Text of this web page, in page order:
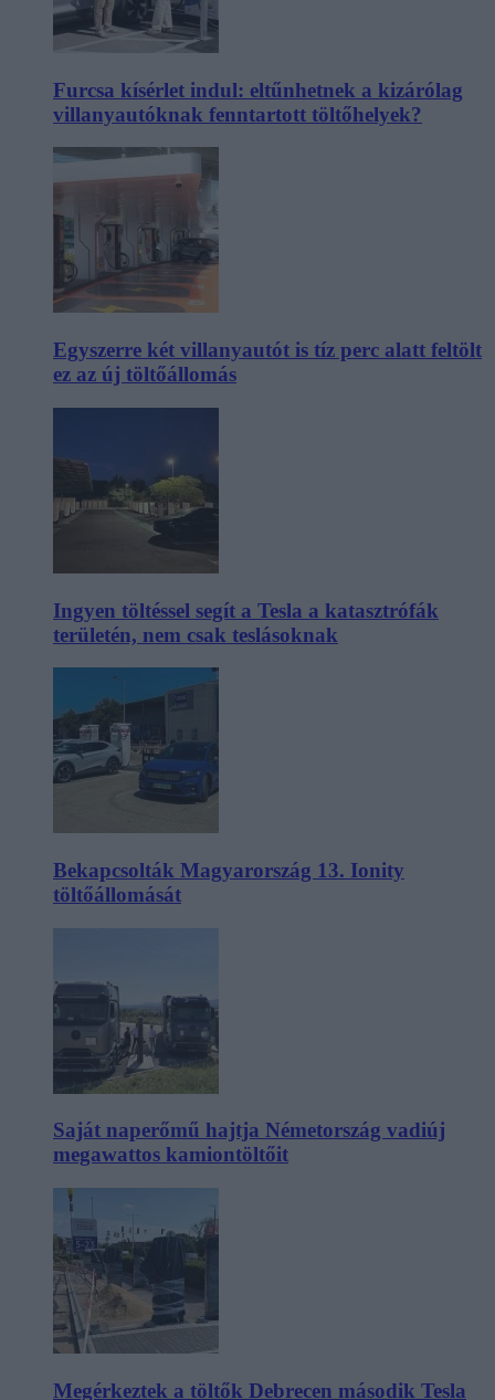
Furcsa kísérlet indul: eltűnhetnek a kizárólag
villanyautóknak fenntartott töltőhelyek?
Egyszerre két villanyautót is tíz perc alatt feltölt
ez az új töltőállomás
Ingyen töltéssel segít a Tesla a katasztrófák
területén, nem csak teslásoknak
Bekapcsolták Magyarország 13. Ionity
töltőállomását
Saját naperőmű hajtja Németország vadiúj
megawattos kamiontöltőit
Megérkeztek a töltők Debrecen második Tesla